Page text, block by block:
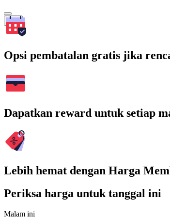
Cari
Opsi pembatalan gratis jika
Dapatkan reward untuk setiap
Lebih hemat dengan Harga
Periksa harga untuk tanggal ini
Malam ini